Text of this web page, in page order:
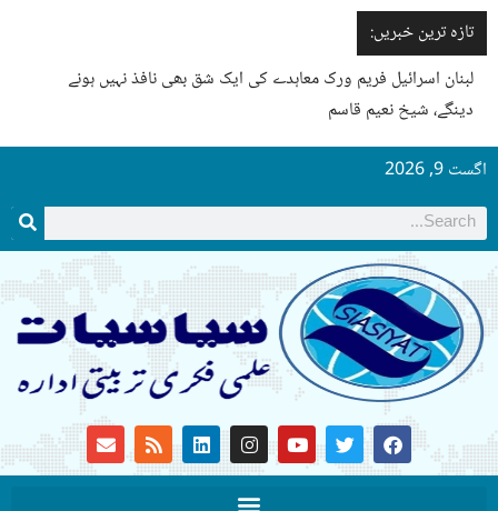
تازہ ترین خبریں:
لبنان اسرائیل فریم ورک معاہدے کی ایک شق بھی نافذ نہیں ہونے
دینگے، شیخ نعیم قاسم
اگست 9, 2026